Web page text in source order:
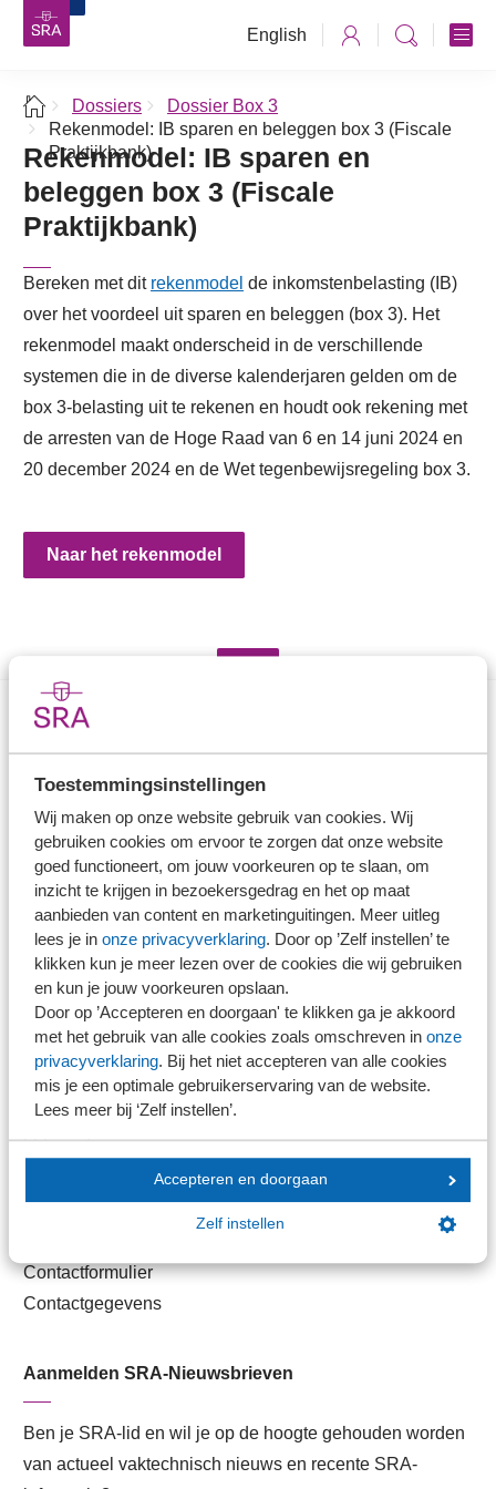
Toestemmingsinstellingen
Wij maken op onze website gebruik van cookies. Wij
gebruiken cookies om ervoor te zorgen dat onze website
goed functioneert, om jouw voorkeuren op te slaan, om
inzicht te krijgen in bezoekersgedrag en het op maat
aanbieden van content en marketinguitingen. Meer uitleg
lees je in onze privacyverklaring. Door op ’Zelf instellen’ te
klikken kun je meer lezen over de cookies die wij gebruiken
en kun je jouw voorkeuren opslaan.
Door op ’Accepteren en doorgaan' te klikken ga je akkoord
met het gebruik van alle cookies zoals omschreven in onze
privacyverklaring. Bij het niet accepteren van alle cookies
mis je een optimale gebruikerservaring van de website.
Lees meer bij ‘Zelf instellen’.
Accepteren en doorgaan
Zelf instellen
English
Dossiers
Dossier Box 3
Rekenmodel: IB sparen en beleggen box 3 (Fiscale
Praktijkbank)
Rekenmodel: IB sparen en
beleggen box 3 (Fiscale
Praktijkbank)
Bereken met dit rekenmodel de inkomstenbelasting (IB)
over het voordeel uit sparen en beleggen (box 3). Het
rekenmodel maakt onderscheid in de verschillende
systemen die in de diverse kalenderjaren gelden om de
box 3-belasting uit te rekenen en houdt ook rekening met
de arresten van de Hoge Raad van 6 en 14 juni 2024 en
20 december 2024 en de Wet tegenbewijsregeling box 3.
Naar het rekenmodel
Branche in Zicht
Dossiers
Kantoorvinder
Nieuwsbank
Handige links
Veilig bestanden delen
SRA-gecertificeerd
Werken bij SRA
Lid worden
Contactformulier
Contactgegevens
Aanmelden SRA-Nieuwsbrieven
Ben je SRA-lid en wil je op de hoogte gehouden worden
van actueel vaktechnisch nieuws en recente SRA-